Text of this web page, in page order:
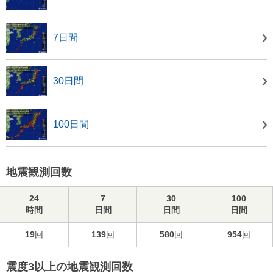
7日間
30日間
100日間
地震観測回数
24
時間
7
日間
30
日間
100
日間
19回 139回 580回 954回
震度3以上の地震観測回数